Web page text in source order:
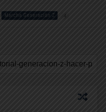
Marcha Generación Z 4